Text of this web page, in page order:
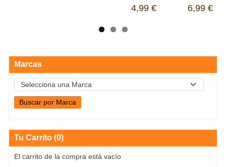
Marcas
Tu Carrito (0)
El carrito de la compra está vacío
4,99 € 6,99 €